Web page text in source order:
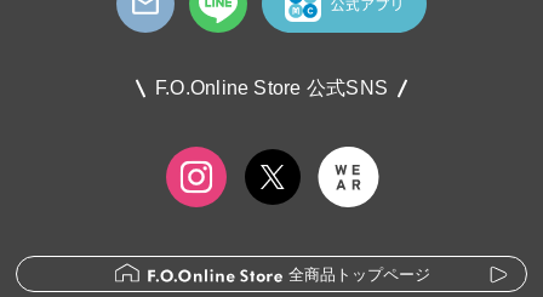
F.O.Online Store 公式SNS
全商品トップページ